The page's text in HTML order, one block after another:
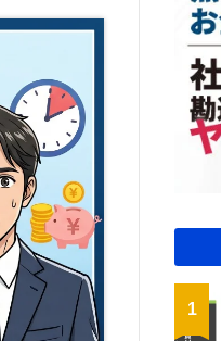
税務署から電話や呼び出しが来
理由とその対応を税理士が解説
2025.7.30
無申告トピック
帳簿・決算書コラム
トレンドコラム
曽根康正
会計事務所